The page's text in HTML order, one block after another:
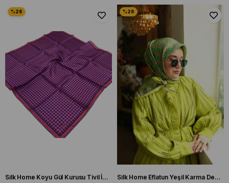
Silk Home Koyu Gül Kurusu Tivil İpek Eşarp 11418-10 Silk Home Eflatun Yeşil Karma Desen Tivil İpek Eşarp 11424-63